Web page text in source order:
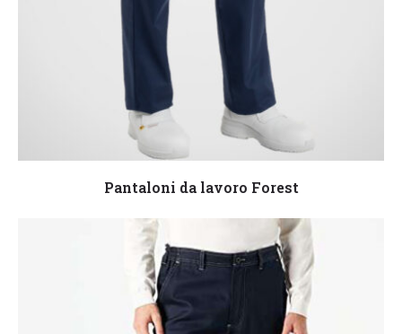
Leggi tutto
Pantaloni da lavoro Forest